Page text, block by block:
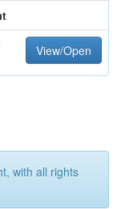
View/Open
with all rights